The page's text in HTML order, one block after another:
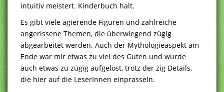
intuitiv meistert. Kinderbuch halt.
Es gibt viele agierende Figuren und zahlreiche
angerissene Themen, die überwiegend zügig
abgearbeitet werden. Auch der Mythologieaspekt am
Ende war mir etwas zu viel des Guten und wurde
auch etwas zu zügig aufgelöst, trotz der zig Details,
die hier auf die LeserInnen einprasseln.